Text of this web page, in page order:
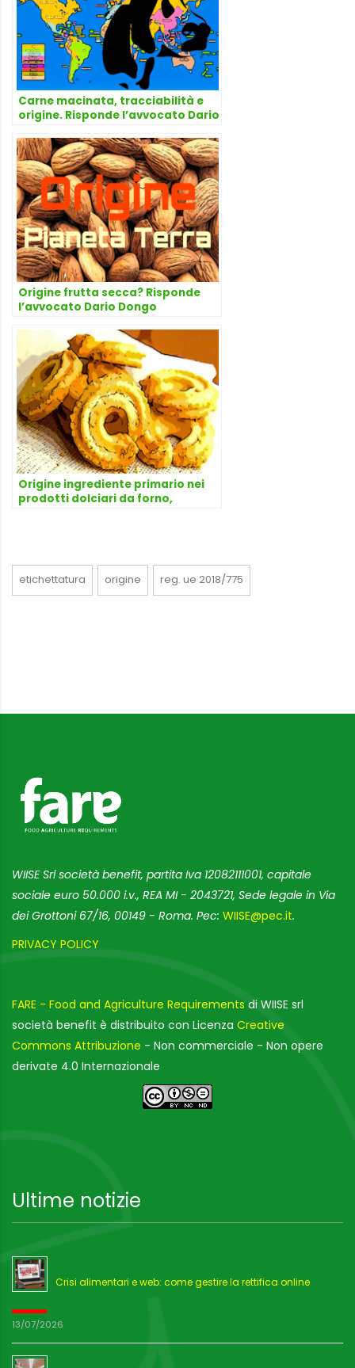
Carne macinata, tracciabilità e
origine. Risponde l’avvocato Dario
Origine frutta secca? Risponde
l’avvocato Dario Dongo
Origine ingrediente primario nei
prodotti dolciari da forno,
etichettatura origine reg. ue 2018/775
WIISE Srl società benefit, partita Iva 12082111001, capitale
sociale euro 50.000 i.v., REA MI - 2043721, Sede legale in Via
dei Grottoni 67/16, 00149 - Roma. Pec: WIISE@pec.it.
PRIVACY POLICY
FARE - Food and Agriculture Requirements di WIISE srl
società benefit è distribuito con Licenza Creative
Commons Attribuzione - Non commerciale - Non opere
derivate 4.0 Internazionale
Ultime notizie
Crisi alimentari e web: come gestire la rettifica online
13/07/2026